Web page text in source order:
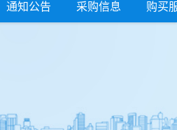
通知公告 采购信息 购买